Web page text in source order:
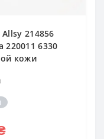
214856
220011 6330
кожи